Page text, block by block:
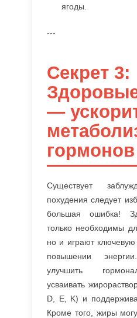
ягоды.
---
Секрет 3:
—
гормонов
Существует
похудения следует
большая ошибка!
только необходимы
но и играют
повышении
улучшить
усваивать
D, E, K) и
Кроме того, жиры